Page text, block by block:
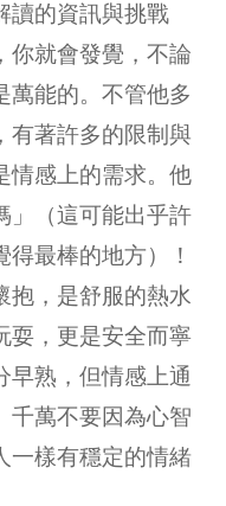
讀的資訊與挑戰
你就會發覺，不論
萬能的。不管他多
有著許多的限制與
情感上的需求。他
」（這可能出乎許
最棒的地方）！
抱，是舒服的熱水
耍，更是安全而寧
早熟，但情感上通
千萬不要因為心智
一樣有穩定的情緒